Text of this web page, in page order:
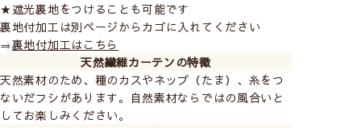
★遮光裏地をつけることも可能です
裏地付加工は別ページからカゴに入れてください
⇒裏地付加工はこちら
天然繊維カーテンの特徴
天然素材のため、種のカスやネップ（たま）、糸をつ
ないだフシがあります。自然素材ならではの風合いと
してお楽しみください。